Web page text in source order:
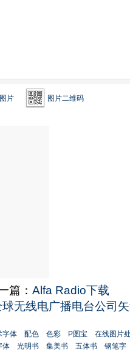
片 图片二维码
篇： Alfa Radio下载
无线电广播电台公司
字体 配色 色彩 P图宝
在线图片
体 光明书 集美书 五体书
钢笔字